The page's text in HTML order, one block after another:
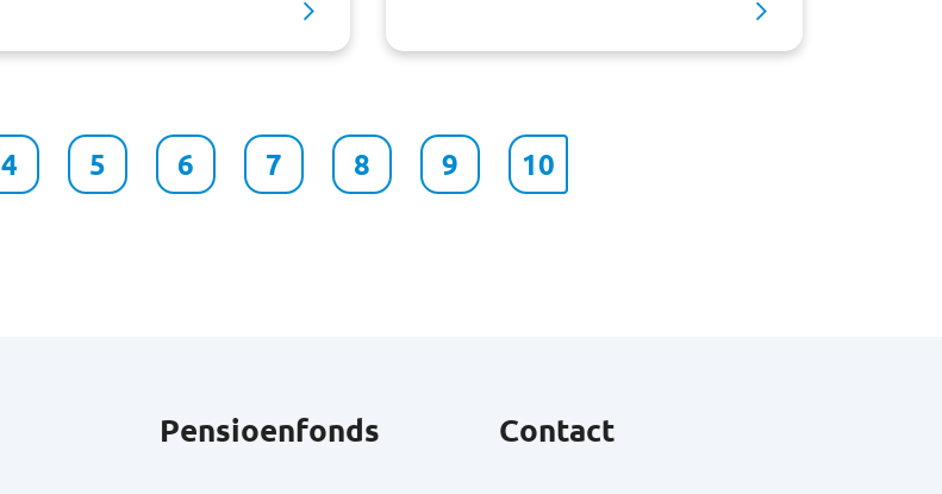
4 5 6 7 8 9 10
Pensioenfonds Contact